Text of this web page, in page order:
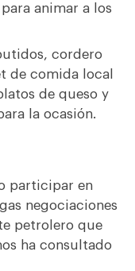
animar a los
cordero
de comida local
de queso y
la ocasión.
participar en
negociaciones
petrolero que
ha consultado